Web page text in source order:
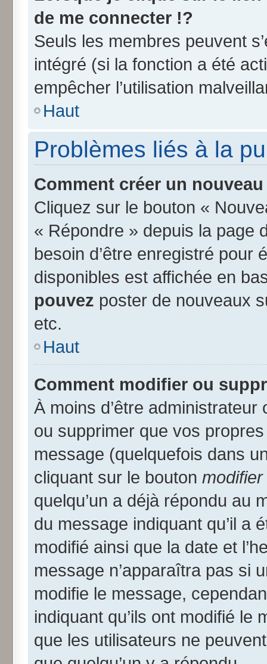
de me connecter !?
Seuls les membres peuvent
intégré (si la fonction a été
empêcher l’utilisation
Haut
Problèmes liés à la
Comment créer un
Cliquez sur le bouton «
« Répondre » depuis la page
besoin d’être enregistré pour
disponibles est affichée en
pouvez poster de nouveaux
etc.
Haut
Comment modifier ou
À moins d’être
ou supprimer que vos
message (quelquefois dans
cliquant sur le bouton modifier
quelqu’un a déjà répondu au
du message indiquant qu’il a
modifié ainsi que la date et
message n’apparaîtra pas si
modifie le message,
indiquant qu’ils ont modifié le
que les utilisateurs ne